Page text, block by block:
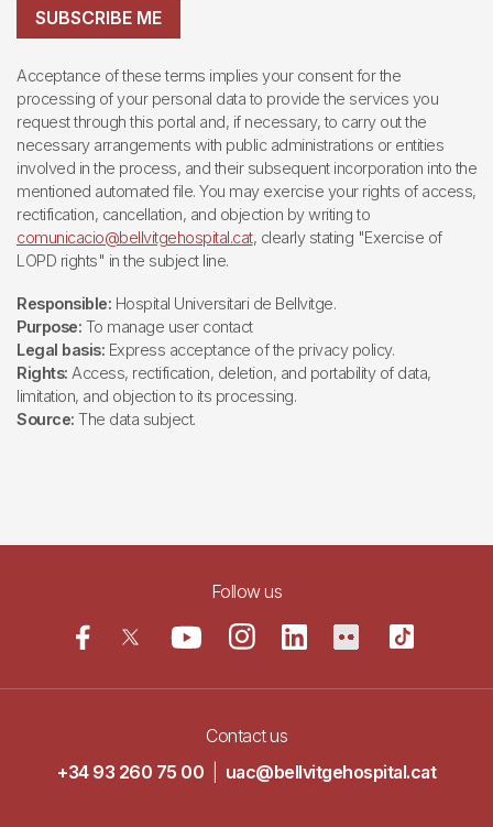
SUBSCRIBE ME
Acceptance of these terms implies your consent for the
processing of your personal data to provide the services you
request through this portal and, if necessary, to carry out the
necessary arrangements with public administrations or entities
involved in the process, and their subsequent incorporation into the
mentioned automated file. You may exercise your rights of access,
rectification, cancellation, and objection by writing to
comunicacio@bellvitgehospital.cat, clearly stating "Exercise of
LOPD rights" in the subject line.
Responsible: Hospital Universitari de Bellvitge.
Purpose: To manage user contact
Legal basis: Express acceptance of the privacy policy.
Rights: Access, rectification, deletion, and portability of data,
limitation, and objection to its processing.
Source: The data subject.
Follow us
Contact us
+34 93 260 75 00
uac@bellvitgehospital.cat